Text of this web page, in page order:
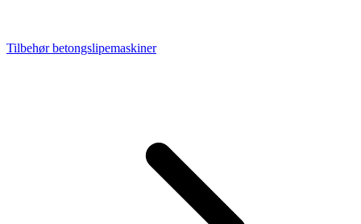
Tilbehør betongslipemaskiner